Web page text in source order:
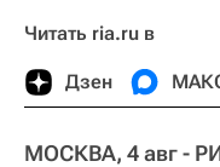
Читать ria.ru в
Дзен
МОСКВА, 4 авг -